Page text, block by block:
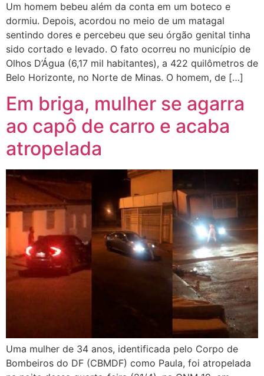
Um homem bebeu além da conta em um boteco e
dormiu. Depois, acordou no meio de um matagal
sentindo dores e percebeu que seu órgão genital tinha
sido cortado e levado. O fato ocorreu no município de
Olhos D’Água (6,17 mil habitantes), a 422 quilômetros de
Belo Horizonte, no Norte de Minas. O homem, de […]
Em briga, mulher se agarra
ao capô de carro e acaba
atropelada
Uma mulher de 34 anos, identificada pelo Corpo de
Bombeiros do DF (CBMDF) como Paula, foi atropelada